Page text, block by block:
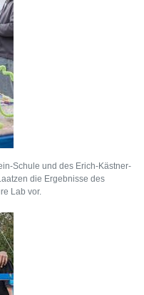
Schule und des Erich-Kästner-
die Ergebnisse des
Lab vor.